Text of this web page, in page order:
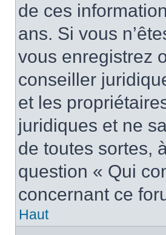
de ces
ans. Si vous
vous enregistrez
conseiller
et les
juridiques et ne
de toutes sortes,
question « Qui
concernant ce
Haut